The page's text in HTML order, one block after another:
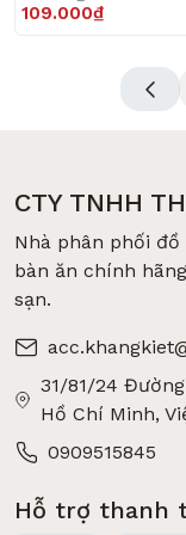
Hộp thủy tinh
Chừa khoảng
Xem hộp phù
du-ng-trong-ngan-
(Ảnh 3: Hộp
109.000₫
CTY TNHH
Nhà phân phối
bàn ăn chính
sạn.
31/81/24
Hồ Chí Minh,
0909515845
Hỗ trợ thanh